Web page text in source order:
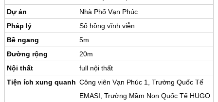
Dự án
Nhà Phố Vạn Phúc
Pháp lý
Sổ hồng vĩnh viễn
Bề ngang
5m
Đường rộng
20m
Nội thất
full nội thất
Tiện ích xung quanh Công viên Vạn Phúc 1, Trường Quốc Tế
EMASI, Trường Mầm Non Quốc Tế HUGO